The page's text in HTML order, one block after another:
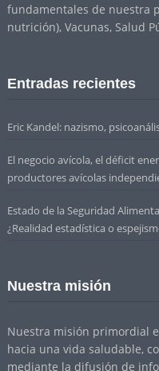
fundamentales de nuestra
nutrición), Vacunas, Salud
Entradas recientes
Eric Kandel: nazismo,
El negocio avícola, el déficit
productores avícolas
Estado de la Seguridad
¿Realidad estadística o
Nuestra misión
Nuestra misión primordial
hacia una vida saludable,
mediante la difusión de